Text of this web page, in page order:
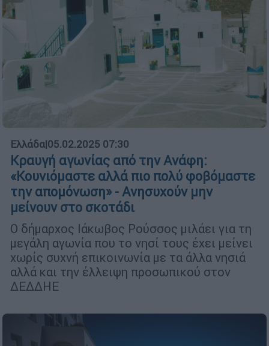
Ελλάδα|05.02.2025 07:30
Κραυγή αγωνίας από την Ανάφη:
«Κουνιόμαστε αλλά πιο πολύ φοβόμαστε
την απομόνωση» - Ανησυχούν μην
μείνουν στο σκοτάδι
Ο δήμαρχος Ιάκωβος Ρούσσος μιλάει για τη
μεγάλη αγωνία που το νησί τους έχει μείνει
χωρίς συχνή επικοινωνία με τα άλλα νησιά
αλλά και την έλλειψη προσωπικού στον
ΔΕΔΔΗΕ